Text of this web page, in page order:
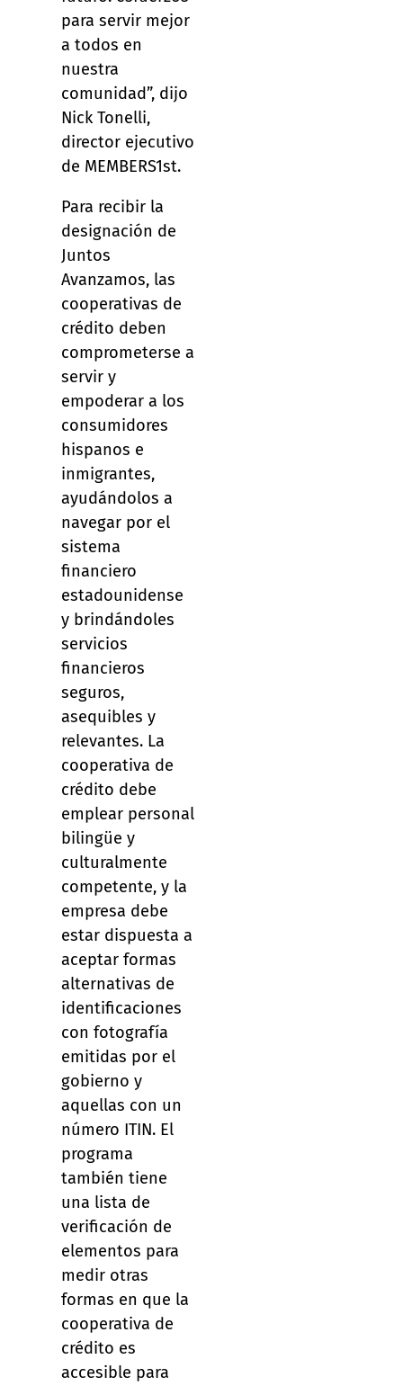
para servir mejor
a todos en
nuestra
comunidad”, dijo
Nick Tonelli,
director ejecutivo
de MEMBERS1st.
Para recibir la
designación de
Juntos
Avanzamos, las
cooperativas de
crédito deben
comprometerse a
servir y
empoderar a los
consumidores
hispanos e
inmigrantes,
ayudándolos a
navegar por el
sistema
financiero
estadounidense
y brindándoles
servicios
financieros
seguros,
asequibles y
relevantes. La
cooperativa de
crédito debe
emplear personal
bilingüe y
culturalmente
competente, y la
empresa debe
estar dispuesta a
aceptar formas
alternativas de
identificaciones
con fotografía
emitidas por el
gobierno y
aquellas con un
número ITIN. El
programa
también tiene
una lista de
verificación de
elementos para
medir otras
formas en que la
cooperativa de
crédito es
accesible para